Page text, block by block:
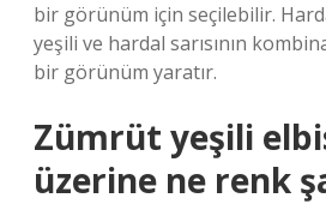
bir görünüm için seçilebilir.
yeşili ve hardal sarısının
bir görünüm yaratır.
Zümrüt yeşili
üzerine ne renk